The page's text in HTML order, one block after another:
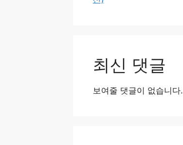
최신 댓글
보여줄 댓글이 없습니다.